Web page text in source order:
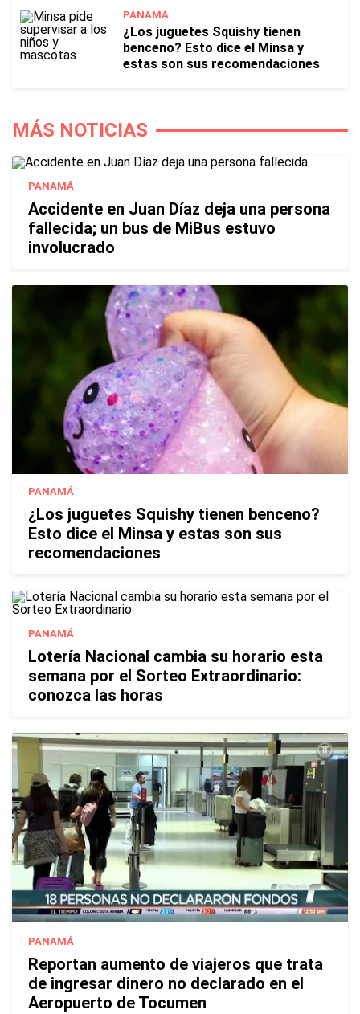
PANAMÁ
¿Los juguetes Squishy tienen
benceno? Esto dice el Minsa y
estas son sus recomendaciones
MÁS NOTICIAS
PANAMÁ
Accidente en Juan Díaz deja una persona
fallecida; un bus de MiBus estuvo
involucrado
PANAMÁ
¿Los juguetes Squishy tienen benceno?
Esto dice el Minsa y estas son sus
recomendaciones
PANAMÁ
Lotería Nacional cambia su horario esta
semana por el Sorteo Extraordinario:
conozca las horas
PANAMÁ
Reportan aumento de viajeros que trata
de ingresar dinero no declarado en el
Aeropuerto de Tocumen